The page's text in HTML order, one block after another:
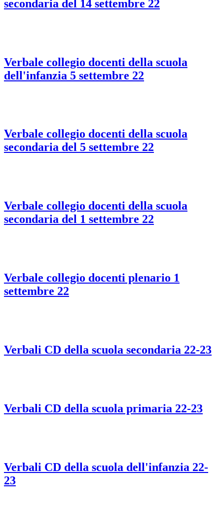
secondaria del 14 settembre 22
Verbale collegio docenti della scuola
dell'infanzia 5 settembre 22
Verbale collegio docenti della scuola
secondaria del 5 settembre 22
Verbale collegio docenti della scuola
secondaria del 1 settembre 22
Verbale collegio docenti plenario 1
settembre 22
Verbali CD della scuola secondaria 22-23
Verbali CD della scuola primaria 22-23
Verbali CD della scuola dell'infanzia 22-
23